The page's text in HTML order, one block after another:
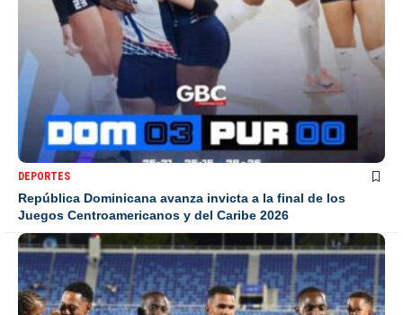
DEPORTES
República Dominicana avanza invicta a la final de los
Juegos Centroamericanos y del Caribe 2026